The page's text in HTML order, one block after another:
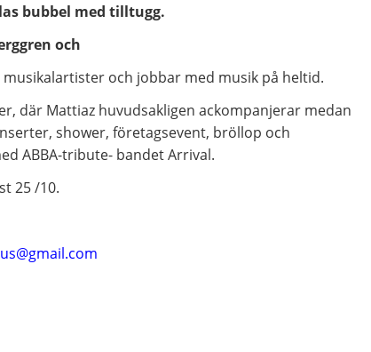
bubbel med tilltugg.
och
och jobbar med musik på heltid.
där Mattiaz huvudsakligen ackompanjerar medan
shower, företagsevent, bröllop och
ABBA-tribute- bandet Arrival.
25 /10.